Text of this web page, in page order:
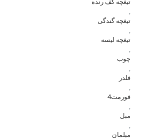
,
تیغچه گندگی
,
تیغچه لیسه
,
چوب
,
فلدر
,
فورمت4
,
مبل
,
مبلمان